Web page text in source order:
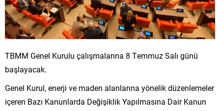
TBMM Genel Kurulu çalışmalarına 8 Temmuz Salı günü
başlayacak.
Genel Kurul, enerji ve maden alanlarına yönelik düzenlemeler
içeren Bazı Kanunlarda Değişiklik Yapılmasına Dair Kanun